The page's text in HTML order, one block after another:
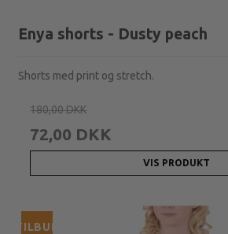
Enya shorts - Dusty peach
Shorts med print og stretch.
180,00 DKK
72,00 DKK
VIS PRODUKT
TILBUD